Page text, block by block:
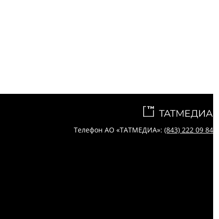
Телефон АО «ТАТМЕДИА»: (843) 222 09 84